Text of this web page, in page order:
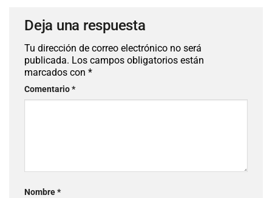
Deja una respuesta
Tu dirección de correo electrónico no será
publicada. Los campos obligatorios están marcados
con*
Comentario*
Nombre*